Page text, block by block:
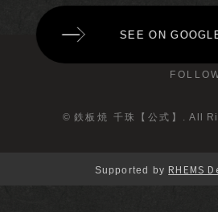
SEE ON
© 鉄板焼 千珠【公式】 . All
Supported by RHEMS